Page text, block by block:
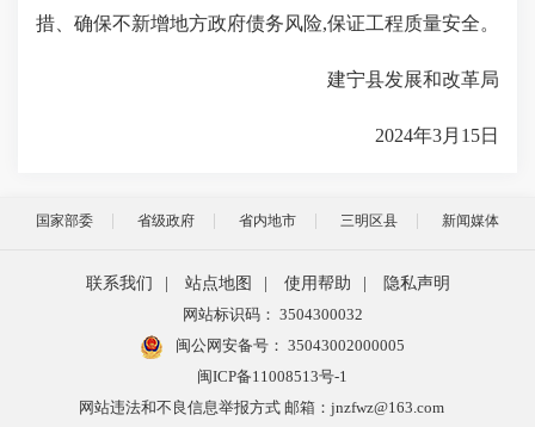
措、确保不新增地方政府债务风险,保证工程质量安全。
建宁县发展和改革局
2024年3月15日
国家部委 省级政府 省内地市 三明区县 新闻媒体
联系我们 站点地图 使用帮助
隐私声明
网站标识码： 3504300032
闽公网安备号： 35043002000005
闽ICP备11008513号-1
网站违法和不良信息举报方式 邮箱：jnzfwz@163.com